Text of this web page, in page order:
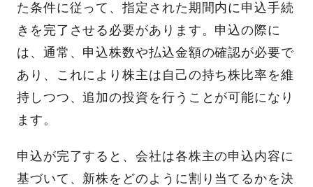
た条件に従って、指定された期間内に申込手続
きを完了させる必要があります。申込の際に
は、通常、申込株数や払込金額の確認が必要で
あり、これにより株主は自己の持ち株比率を維
持しつつ、追加の投資を行うことが可能になり
ます。
申込が完了すると、会社は各株主の申込内容に
基づいて、新株をどのように割り当てるかを決